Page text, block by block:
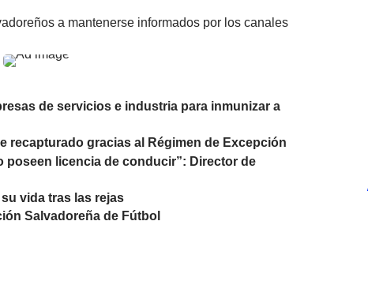
a mantenerse informados por los canales
de servicios e industria para inmunizar a
recapturado gracias al Régimen de Excepción
poseen licencia de conducir”: Director de
vida tras las rejas
Salvadoreña de Fútbol